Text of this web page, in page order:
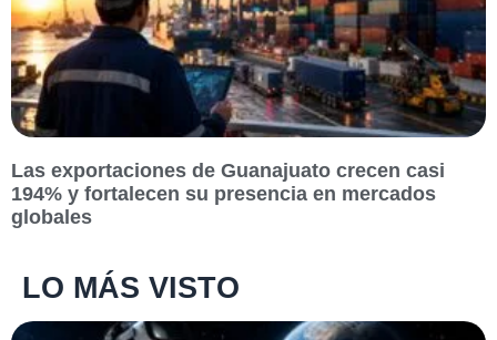
Las exportaciones de Guanajuato crecen casi
194% y fortalecen su presencia en mercados
globales
LO MÁS VISTO